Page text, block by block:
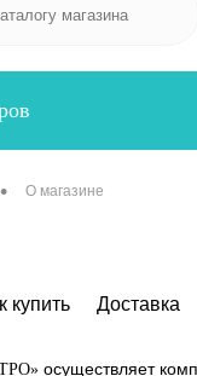
• О магазине
купить Доставка
осуществляет